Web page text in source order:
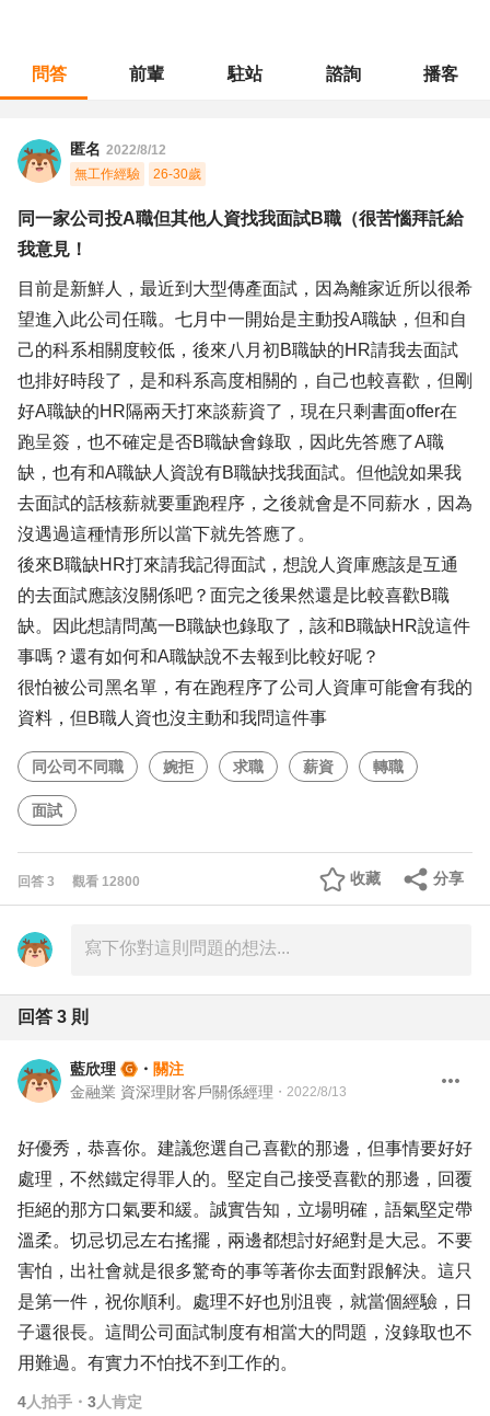
問答 前輩 駐站 諮詢 播客
匿名 2022/8/12
無工作經驗
26-30歲
同一家公司投A職但其他人資找我面試B職（很苦惱拜託給
我意見！
目前是新鮮人，最近到大型傳產面試，因為離家近所以很希
望進入此公司任職。七月中一開始是主動投A職缺，但和自
己的科系相關度較低，後來八月初B職缺的HR請我去面試
也排好時段了，是和科系高度相關的，自己也較喜歡，但剛
好A職缺的HR隔兩天打來談薪資了，現在只剩書面offer在
跑呈簽，也不確定是否B職缺會錄取，因此先答應了A職
缺，也有和A職缺人資說有B職缺找我面試。但他說如果我
去面試的話核薪就要重跑程序，之後就會是不同薪水，因為
沒遇過這種情形所以當下就先答應了。
後來B職缺HR打來請我記得面試，想說人資庫應該是互通
的去面試應該沒關係吧？面完之後果然還是比較喜歡B職
缺。因此想請問萬一B職缺也錄取了，該和B職缺HR說這件
事嗎？還有如何和A職缺說不去報到比較好呢？
很怕被公司黑名單，有在跑程序了公司人資庫可能會有我的
資料，但B職人資也沒主動和我問這件事
同公司不同職 婉拒 求職 薪資 轉職
面試
回答 3 觀看 12800 分享
收藏
回答 3 則
藍欣理 ・ 關注
金融業 資深理財客戶關係經理 ・ 2022/8/13
好優秀，恭喜你。建議您選自己喜歡的那邊，但事情要好好
處理，不然鐵定得罪人的。堅定自己接受喜歡的那邊，回覆
拒絕的那方口氣要和緩。誠實告知，立場明確，語氣堅定帶
溫柔。切忌切忌左右搖擺，兩邊都想討好絕對是大忌。不要
害怕，出社會就是很多驚奇的事等著你去面對跟解決。這只
是第一件，祝你順利。處理不好也別沮喪，就當個經驗，日
子還很長。這間公司面試制度有相當大的問題，沒錄取也不
用難過。有實力不怕找不到工作的。
4人拍手 ・ 3人肯定